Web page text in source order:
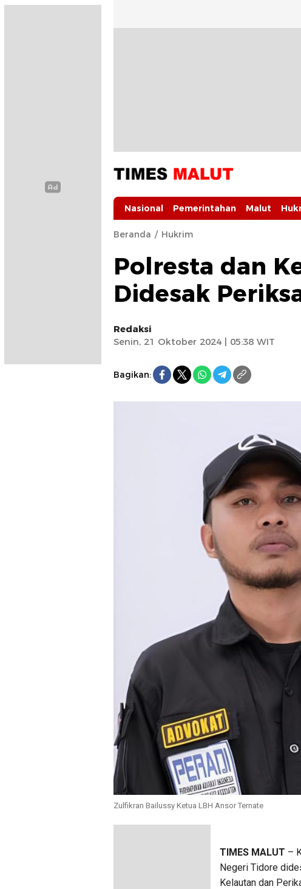
Times Malut
Berita Maluku Utara Terbaru
Nasional Pemerintahan Malut
Beranda Hukrim
Polresta dan
Didesak
Redaksi
Senin, 21 Oktober 2024 | 05:38 WIT
Bagikan:
Zulfikran Bailussy Ketua LBH Ansor Ternate
TIMES MALUT –
Negeri Tidore
Kelautan dan